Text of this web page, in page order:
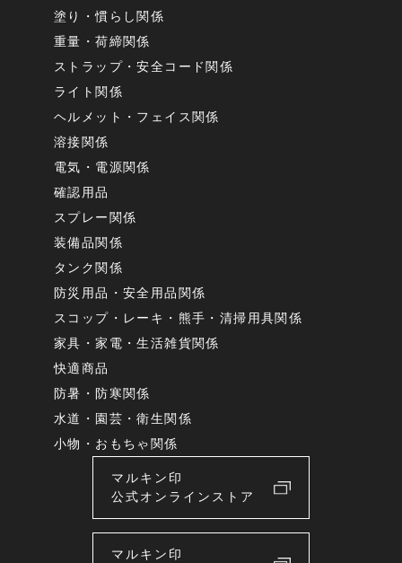
塗り・慣らし関係
重量・荷締関係
ストラップ・安全コード関係
ライト関係
ヘルメット・フェイス関係
溶接関係
電気・電源関係
確認用品
スプレー関係
装備品関係
タンク関係
防災用品・安全用品関係
スコップ・レーキ・熊手・清掃用具関係
家具・家電・生活雑貨関係
快適商品
防暑・防寒関係
水道・園芸・衛生関係
小物・おもちゃ関係
マルキン印
公式オンラインストア
マルキン印